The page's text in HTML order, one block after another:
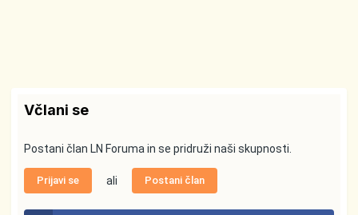
Včlani se
Postani član LN Foruma in se pridruži naši skupnosti.
Prijavi se ali Postani član